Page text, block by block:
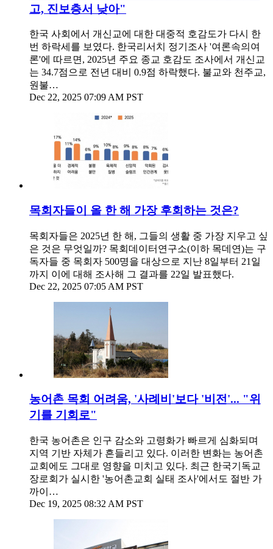
고, 진보층서 낮아"
한국 사회에서 개신교에 대한 대중적 호감도가 다시 한
번 하락세를 보였다. 한국리서치 정기조사 '여론속의여
론'에 따르면, 2025년 주요 종교 호감도 조사에서 개신교
는 34.7점으로 전년 대비 0.9점 하락했다. 불교와 천주교,
원불…
Dec 22, 2025 07:09 AM PST
목회자들이 올 한 해 가장 후회하는 것은?
목회자들은 2025년 한 해, 그들의 생활 중 가장 지우고 싶
은 것은 무엇일까? 목회데이터연구소(이하 목데연)는 구
독자들 중 목회자 500명을 대상으로 지난 8일부터 21일
까지 이에 대해 조사해 그 결과를 22일 발표했다.
Dec 22, 2025 07:05 AM PST
농어촌 목회 어려움, '사례비'보다 '비전'... "위
기를 기회로"
한국 농어촌은 인구 감소와 고령화가 빠르게 심화되며
지역 기반 자체가 흔들리고 있다. 이러한 변화는 농어촌
교회에도 그대로 영향을 미치고 있다. 최근 한국기독교
장로회가 실시한 '농어촌교회 실태 조사'에서도 절반 가
까이…
Dec 19, 2025 08:32 AM PST